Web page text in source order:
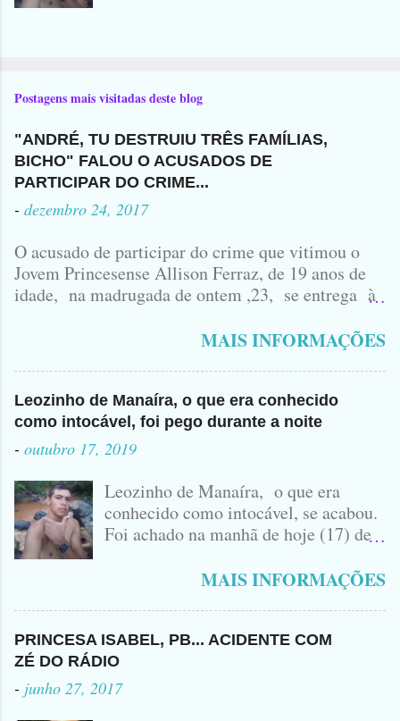
Postagens mais visitadas deste blog
"ANDRÉ, TU DESTRUIU TRÊS FAMÍLIAS,
BICHO" FALOU O ACUSADOS DE
PARTICIPAR DO CRIME...
- dezembro 24, 2017
O acusado de participar do crime que vitimou o
Jovem Princesense Allison Ferraz, de 19 anos de
idade, na madrugada de ontem ,23, se entrega à
vulgo ( CORRÓ ) falou como tudo aconteceu ...
MAIS INFORMAÇÕES
Leozinho de Manaíra, o que era conhecido
como intocável, foi pego durante a noite
- outubro 17, 2019
Leozinho de Manaíra, o que era
conhecido como intocável, se acabou.
Foi achado na manhã de hoje (17) de
no Sertão da Paraíba, o Lendário
atingido com disparo de calibre 12. O
Procurado pela Justiça havia matado
a Namorada dele, Fabrícia Nogueira ,
MAIS INFORMAÇÕES
PRINCESA ISABEL, PB... ACIDENTE COM
ZÉ DO RÁDIO
- junho 27, 2017